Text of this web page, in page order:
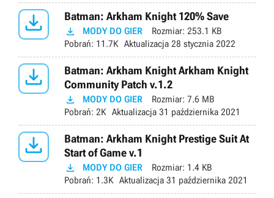
 Batman: Arkham Knight 120% Save
 MODY DO GIER Rozmiar: 253.1 KB
Pobrań: 11.7K Aktualizacja 28 stycznia 2022

Batman: Arkham Knight Arkham Knight
Community Patch v.1.2
 MODY DO GIER Rozmiar: 7.6 MB
Pobrań: 2K Aktualizacja 31 października 2021

Batman: Arkham Knight Prestige Suit At
Start of Game v.1
 MODY DO GIER Rozmiar: 1.4 KB
Pobrań: 1.3K Aktualizacja 31 października 2021